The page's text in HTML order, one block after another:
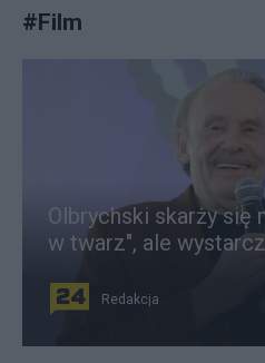
#Film
Olbrychski skarży się
w twarz", ale
Redakcja